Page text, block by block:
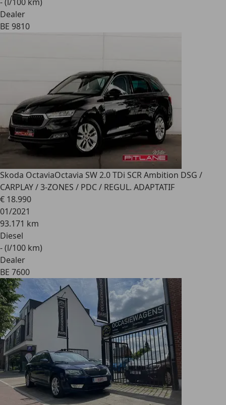
Dealer
BE 9810
Skoda OctaviaOctavia SW 2.0 TDi SCR Ambition DSG /
CARPLAY / 3-ZONES / PDC / REGUL. ADAPTATIF
€ 18.990
01/2021
93.171 km
Diesel
- (l/100 km)
Dealer
BE 7600